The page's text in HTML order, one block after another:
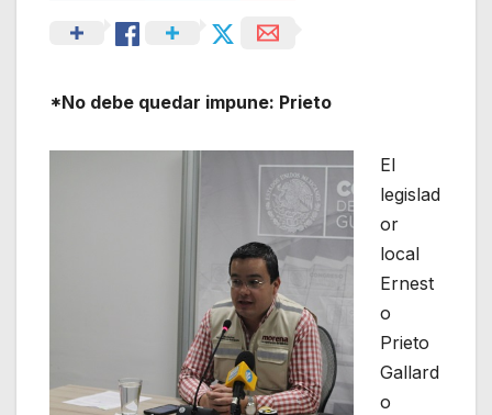
*No debe quedar impune: Prieto
El
legislad
or
local
Ernest
o
Prieto
Gallard
o